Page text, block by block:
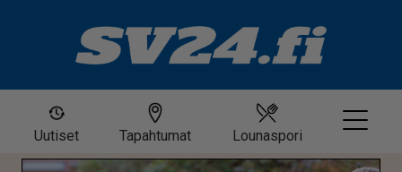
Uutiset Tapahtumat Lounaspori